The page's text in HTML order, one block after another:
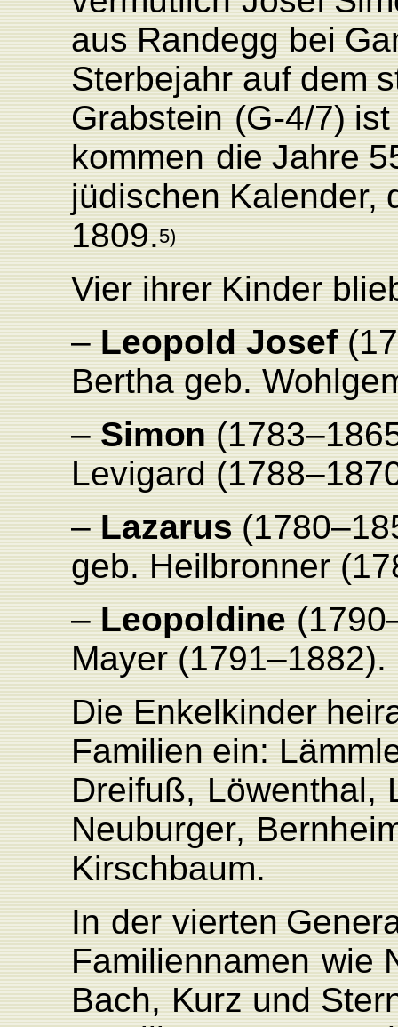
aus Randegg bei
Sterbejahr auf dem
Grabstein (G-4/7) ist
kommen die Jahre
jüdischen Kalender,
1809.5)
Vier ihrer Kinder
–Leopold Josef
Bertha geb. W
–Simon
Levigard
–Lazarus
geb. Heilbronner
–Leopoldine
Mayer (1791–1882).
Die Enkelkinder
Familien ein:
Dreifuß, Löwenthal,
Neuburger,
Kirschbaum.
In der vierten
Familiennamen wie
Bach, Kurz und